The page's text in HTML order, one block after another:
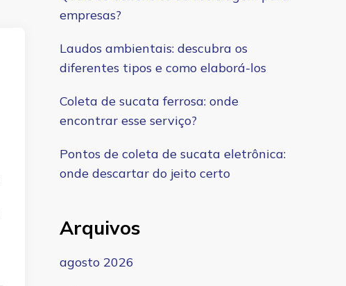
empresas?
Laudos ambientais: descubra os
diferentes tipos e como elaborá-los
Coleta de sucata ferrosa: onde
encontrar esse serviço?
Pontos de coleta de sucata eletrônica:
onde descartar do jeito certo
Arquivos
agosto 2026